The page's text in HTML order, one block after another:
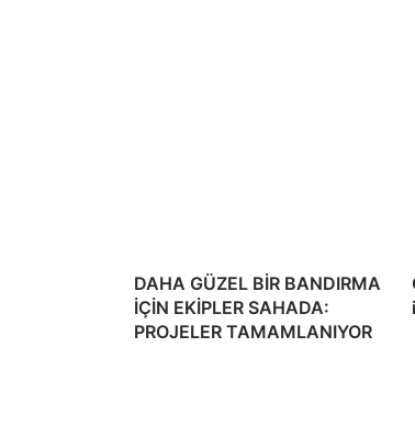
DAHA GÜZEL BİR BANDIRMA
İÇİN EKİPLER SAHADA:
PROJELER TAMAMLANIYOR